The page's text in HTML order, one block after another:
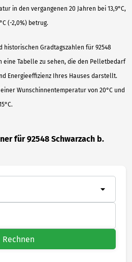
in den vergangenen 20 Jahren bei 13,9°C,
(-2,0%) betrug.
Gradtagszahlen für 92548
eine Tabelle zu sehen, die den Pelletbedarf
Energieeffizienz Ihres Hauses darstellt.
Wunschinnentemperatur von 20°C und
für 92548 Schwarzach b.
Rechnen